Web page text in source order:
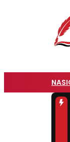
Jalan H.M.